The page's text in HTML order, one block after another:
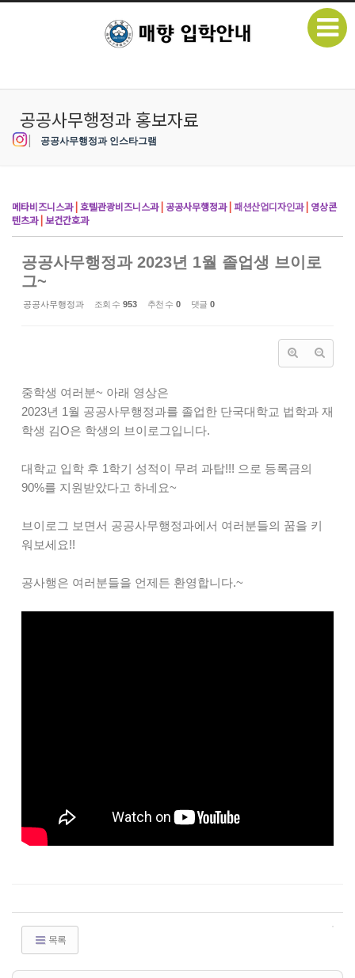
공공사무행정과 홍보자료
| 공공사무행정과 인스타그램
메타비즈니스과 |호텔관광비즈니스과 | 공공사무행정과 | 패션산업디자인과 | 영상콘
텐츠과 |보건간호과
공공사무행정과 2023년 1월 졸업생 브이로
그~
공공사무행정과 조회 수 953 추천 수 0 댓글 0
중학생 여러분~ 아래 영상은
2023년 1월 공공사무행정과를 졸업한 단국대학교 법학과 재
학생 김O은 학생의 브이로그입니다.
대학교 입학 후 1학기 성적이 무려 과탑!!! 으로 등록금의
90%를 지원받았다고 하네요~
브이로그 보면서 공공사무행정과에서 여러분들의 꿈을 키
워보세요!!
공사행은 여러분들을 언제든 환영합니다.~
목록
Sketchbook5, 스케치북5